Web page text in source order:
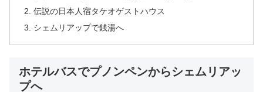
伝説の日本人宿タケオゲストハウス
シェムリアップで銭湯へ
ホテルバスでプノンペンからシェムリアッ
プへ